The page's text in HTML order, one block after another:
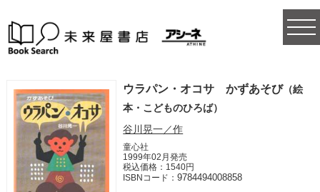
ウラパン・オコサ かずあそび（絵
本・こどものひろば）
谷川晃一／作
童心社
1999年02月発売
税込価格：1540円
ISBNコード：9784494008858